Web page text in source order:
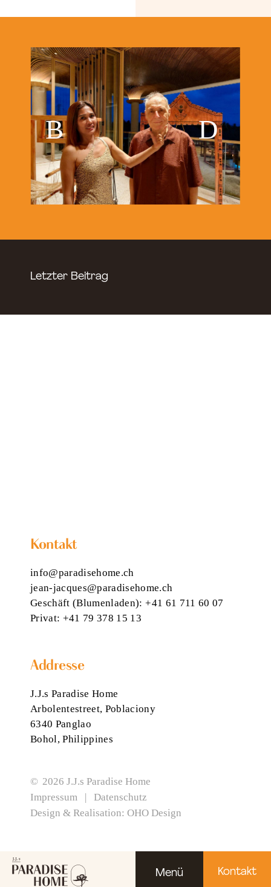
Kontakt
Menü
Letzter Beitrag
Kontakt
info@paradisehome.ch
jean-jacques@paradisehome.ch
Geschäft (Blumenladen):+41 61 711 60 07
Privat: +41 79 378 15 13
Addresse
J.J.s Paradise Home
Arbolentestreet, Poblaciony
6340 Panglao
Bohol, Philippines
© 2026 J.J.s Paradise Home
Impressum
|
Datenschutz
Design & Realisation: OHO Design
Wir verwenden Cookies auf unserer Website.
Alle akzeptieren Nur Essenzielle
Einstellungen anpassen
Hier finden Sie eine Übersicht über alle verwendeten
Cookies.
Speichern
Akzeptieren Sie Cookies für externe Medien, um